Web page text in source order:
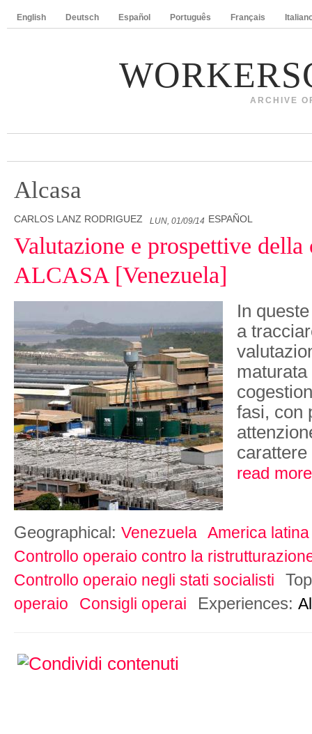
English Deutsch Español Português Français
ARCHIVE
Alcasa
CARLOS LANZ RODRIGUEZ LUN, 01/09/14 ESPAÑOL
Valutazione e prospettive della
ALCASA [Venezuela]
In
a
fasi, con
read
Geographical: Venezuela America latina
Controllo operaio contro la
Controllo operaio negli stati socialisti
operaio Consigli operai Experiences: